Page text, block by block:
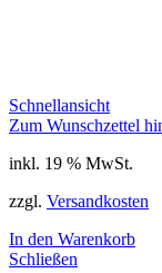
Schnellansicht
Zum Wunschzettel
inkl. 19 % MwSt.
zzgl. Versandkosten
In den Warenkorb
Schließen